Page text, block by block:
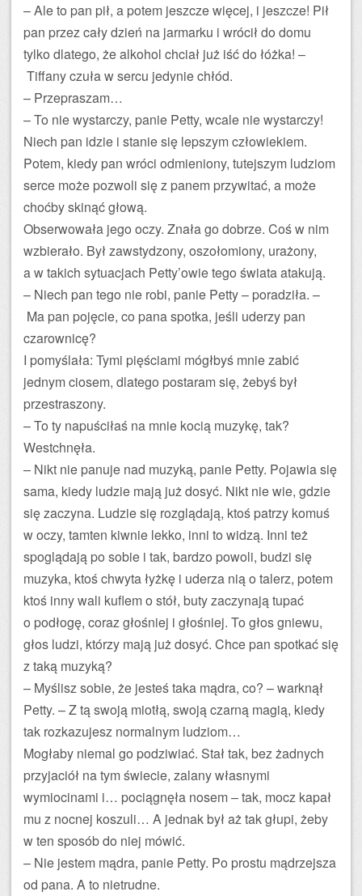
– Ale to pan pił, a potem jeszcze więcej, i jeszcze! Pił
pan przez cały dzień na jarmarku i wrócił do domu
tylko dlatego, że alkohol chciał już iść do łóżka! –
Tiffany czuła w sercu jedynie chłód.
– Przepraszam…
– To nie wystarczy, panie Petty, wcale nie wystarczy!
Niech pan idzie i stanie się lepszym człowiekiem.
Potem, kiedy pan wróci odmieniony, tutejszym ludziom
serce może pozwoli się z panem przywitać, a może
choćby skinąć głową.
Obserwowała jego oczy. Znała go dobrze. Coś w nim
wzbierało. Był zawstydzony, oszołomiony, urażony,
a w takich sytuacjach Petty’owie tego świata atakują.
– Niech pan tego nie robi, panie Petty – poradziła. –
Ma pan pojęcie, co pana spotka, jeśli uderzy pan
czarownicę?
I pomyślała: Tymi pięściami mógłbyś mnie zabić
jednym ciosem, dlatego postaram się, żebyś był
przestraszony.
– To ty napuściłaś na mnie kocią muzykę, tak?
Westchnęła.
– Nikt nie panuje nad muzyką, panie Petty. Pojawia się
sama, kiedy ludzie mają już dosyć. Nikt nie wie, gdzie
się zaczyna. Ludzie się rozglądają, ktoś patrzy komuś
w oczy, tamten kiwnie lekko, inni to widzą. Inni też
spoglądają po sobie i tak, bardzo powoli, budzi się
muzyka, ktoś chwyta łyżkę i uderza nią o talerz, potem
ktoś inny wali kuflem o stół, buty zaczynają tupać
o podłogę, coraz głośniej i głośniej. To głos gniewu,
głos ludzi, którzy mają już dosyć. Chce pan spotkać się
z taką muzyką?
– Myślisz sobie, że jesteś taka mądra, co? – warknął
Petty. – Z tą swoją miotłą, swoją czarną magią, kiedy
tak rozkazujesz normalnym ludziom…
Mogłaby niemal go podziwiać. Stał tak, bez żadnych
przyjaciół na tym świecie, zalany własnymi
wymiocinami i… pociągnęła nosem – tak, mocz kapał
mu z nocnej koszuli… A jednak był aż tak głupi, żeby
w ten sposób do niej mówić.
– Nie jestem mądra, panie Petty. Po prostu mądrzejsza
od pana. A to nietrudne.